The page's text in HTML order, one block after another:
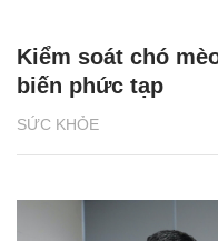
SỨC KHỎE
Kiểm soát chó
biến phức tạp